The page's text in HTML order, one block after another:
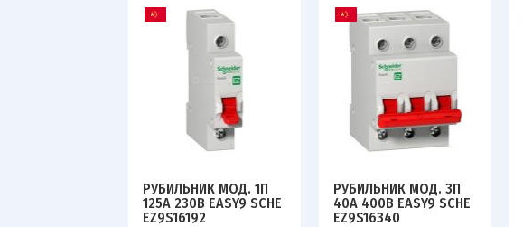
РУБИЛЬНИК МОД. 1П
125А 230В EASY9 SCHE
EZ9S16192
РУБИЛЬНИК МОД. 3П
40А 400В EASY9 SCHE
EZ9S16340